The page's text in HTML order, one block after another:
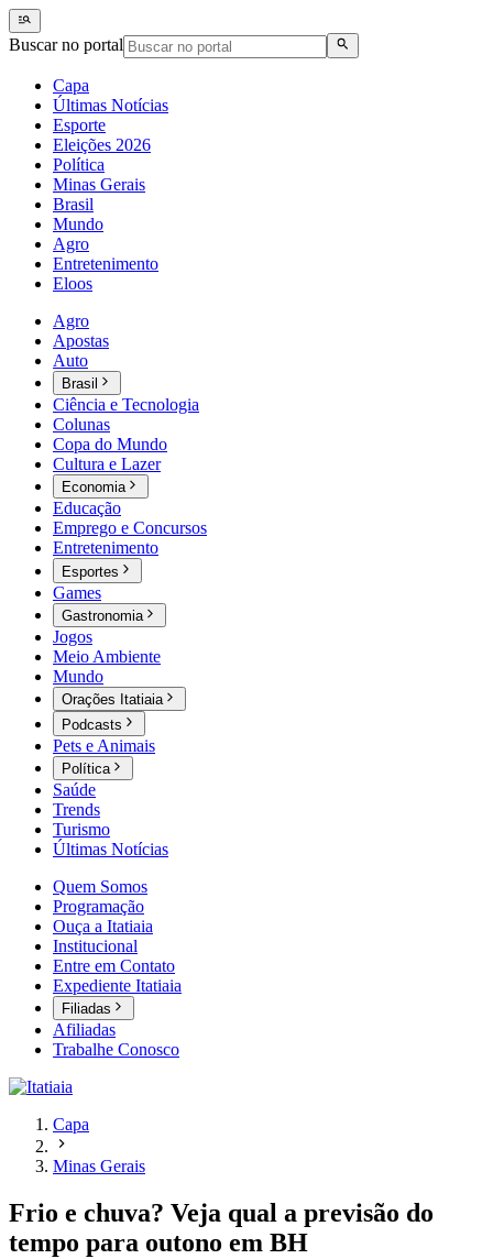
Buscar no portal
Capa
Últimas Notícias
Esporte
Eleições 2026
Política
Minas Gerais
Brasil
Mundo
Agro
Entretenimento
Eloos
Agro
Apostas
Auto
Brasil
Ciência e Tecnologia
Colunas
Copa do Mundo
Cultura e Lazer
Economia
Educação
Emprego e Concursos
Entretenimento
Esportes
Games
Gastronomia
Jogos
Meio Ambiente
Mundo
Orações Itatiaia
Podcasts
Pets e Animais
Política
Saúde
Trends
Turismo
Últimas Notícias
Quem Somos
Programação
Ouça a Itatiaia
Institucional
Entre em Contato
Expediente Itatiaia
Filiadas
Afiliadas
Trabalhe Conosco
Capa
Minas Gerais
Frio e chuva? Veja qual a previsão do
tempo para outono em BH